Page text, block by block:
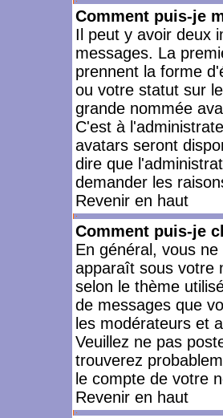
Comment puis-je
Il peut y avoir deux
messages. La
prennent la forme
ou votre statut sur
grande nommée
C'est à
avatars seront
dire que
demander les
Revenir en haut
Comment puis-je
En général, vous
apparaît sous votre
selon le thème
de messages que
les modérateurs et
Veuillez ne pas
trouverez
le compte de votre
Revenir en haut